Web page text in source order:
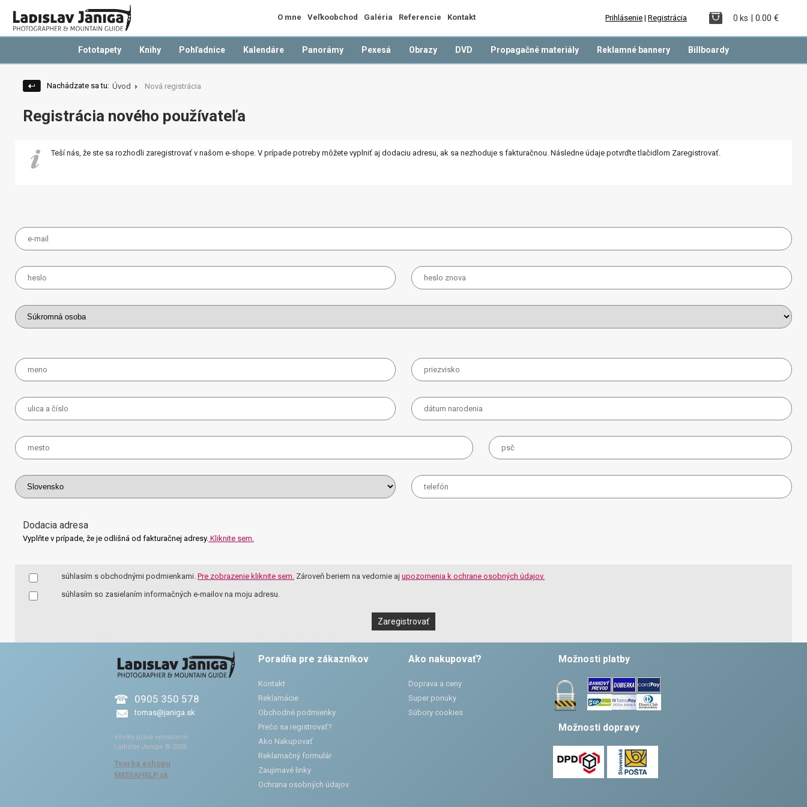
0 ks | 0.00 €
Prihlásenie | Registrácia
O mne Veľkoobchod Galéria Referencie Kontakt
Fototapety Knihy Pohľadnice Kalendáre Panorámy Pexesá Obrazy DVD Propagačné materiály Reklamné bannery Billboardy
Nachádzate sa tu: Úvod Nová registrácia
Registrácia nového používateľa
Teší nás, že ste sa rozhodli zaregistrovať v našom e-shope. V prípade potreby môžete vyplniť aj dodaciu adresu, ak sa nezhoduje s fakturačnou. Následne údaje potvrďte tlačidlom Zaregistrovať.
Dodacia adresa
Vyplňte v prípade, že je odlišná od fakturačnej adresy.Kliknite sem.
súhlasím s obchodnými podmienkami. Pre zobrazenie kliknite sem. Zároveň beriem na vedomie aj upozornenia k ochrane osobných údajov.
súhlasím so zasielaním informačných e-mailov na moju adresu.
0905 350 578
tomas@janiga.sk
Všetky práva vyhradené.
Ladislav Janiga © 2026
Tvorba eshopu:
MEDIAHELP.sk
Poradňa pre zákazníkov
Kontakt
Reklamácie
Obchodné podmienky
Prečo sa registrovať?
Ako Nakupovať
Reklamačný formulár
Zaujimavé linky
Ochrana osobných údajov
Ako nakupovať?
Doprava a ceny
Super ponuky
Súbory cookies
Možnosti platby
Možnosti dopravy